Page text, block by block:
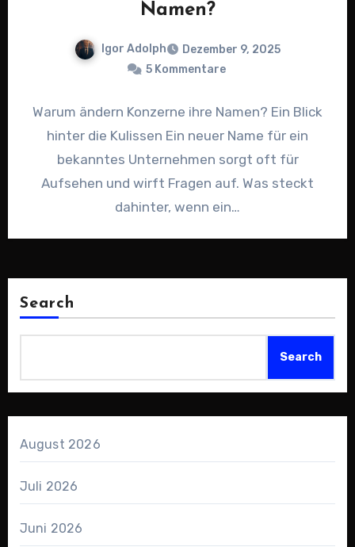
Namen?
Igor Adolph
Dezember 9, 2025
5 Kommentare
Warum ändern Konzerne ihre Namen? Ein Blick
hinter die Kulissen Ein neuer Name für ein
bekanntes Unternehmen sorgt oft für
Aufsehen und wirft Fragen auf. Was steckt
dahinter, wenn ein…
Search
Search
August 2026
Juli 2026
Juni 2026